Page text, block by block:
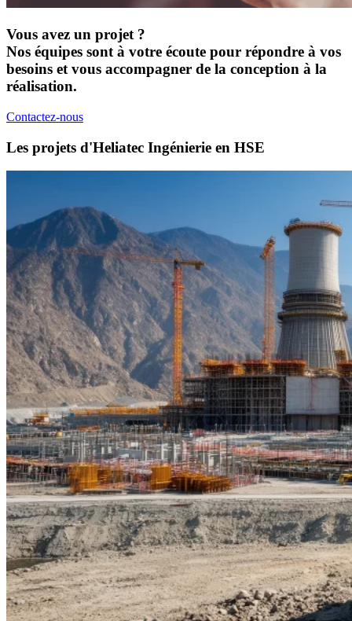
Vous avez un projet ?
Nos équipes sont à votre écoute pour répondre à vos
besoins et vous accompagner de la conception à la
réalisation.
Contactez-nous
Les projets d'Heliatec Ingénierie en HSE